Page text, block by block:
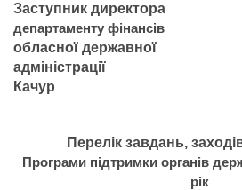
Заступник директора
департаменту фінансів
обласної державної
Качур
Перелік завдань,
Програми підтримки органів
рік